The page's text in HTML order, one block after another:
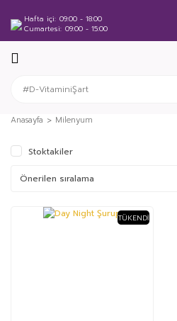
Hafta içi 09:00 - 18:00
Cumartesi 09:00 - 15:00
Anasayfa Milenyum
Stoktakiler
TÜKENDI